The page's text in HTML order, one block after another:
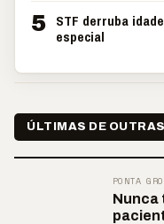
5 STF derruba
especial
ÚLTIMAS DE
PONTA
Nunca